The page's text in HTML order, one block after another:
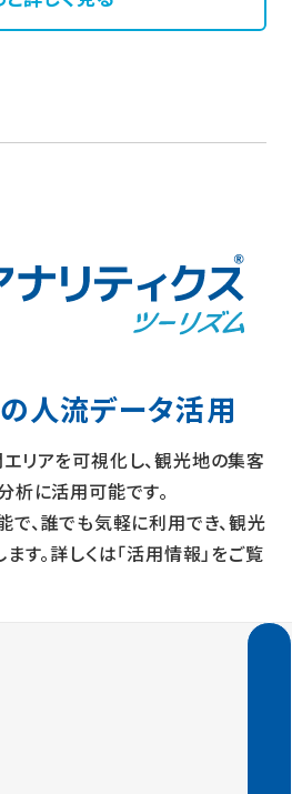
人流データ活用
リアを可視化し、観光地の集客
析に活用可能です。
、誰でも気軽に利用でき、観光
す。詳しくは「活用情報」をご覧